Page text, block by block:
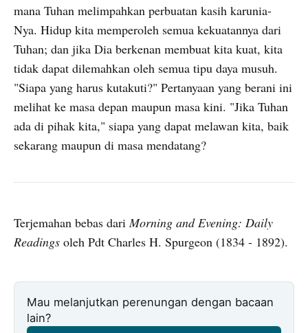
mana Tuhan melimpahkan perbuatan kasih karunia-
Nya. Hidup kita memperoleh semua kekuatannya dari
Tuhan; dan jika Dia berkenan membuat kita kuat, kita
tidak dapat dilemahkan oleh semua tipu daya musuh.
"Siapa yang harus kutakuti?" Pertanyaan yang berani ini
melihat ke masa depan maupun masa kini. "Jika Tuhan
ada di pihak kita," siapa yang dapat melawan kita, baik
sekarang maupun di masa mendatang?
Terjemahan bebas dari Morning and Evening: Daily
Readings oleh Pdt Charles H. Spurgeon (1834 - 1892).
Mau melanjutkan perenungan dengan bacaan
lain?